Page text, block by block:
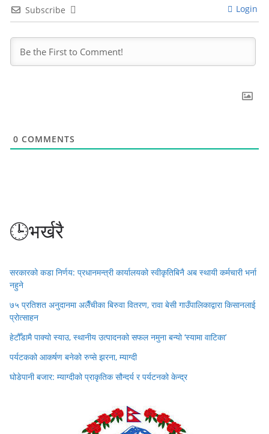
Subscribe Login
0 COMMENTS
🕒भर्खरै
सरकारको कडा निर्णय: प्रधानमन्त्री कार्यालयको स्वीकृतिबिनै अब स्थायी कर्मचारी भर्ना
नहुने
७५ प्रतिशत अनुदानमा अलैँचीका बिरुवा वितरण, रावा बेसी गाउँपालिकाद्वारा किसानलाई
प्रोत्साहन
हेटौँडामै पाक्यो स्याउ, स्थानीय उत्पादनको सफल नमुना बन्यो ‘स्यामा वाटिका’
पर्यटकको आकर्षण बनेको रुप्से झरना, म्याग्दी
घोडेपानी बजार: म्याग्दीको प्राकृतिक सौन्दर्य र पर्यटनको केन्द्र